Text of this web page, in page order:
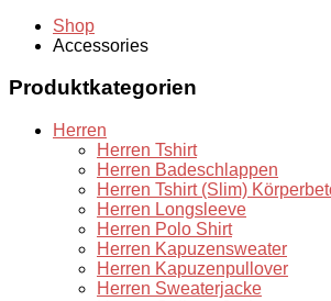
Shop
Accessories
Produktkategorien
Herren
Herren Tshirt
Herren Badeschlappen
Herren Tshirt (Slim)
Herren Longsleeve
Herren Polo Shirt
Herren Kapuzensweater
Herren Kapuzenpullover
Herren Sweaterjacke